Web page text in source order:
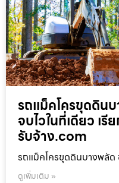
รถแม็คโครขุดดิน
จบไวในที่เดียว เ
รับจ้าง.com
รถแม็คโครขุดดินบางพลั
ดูเพิ่มเติม »